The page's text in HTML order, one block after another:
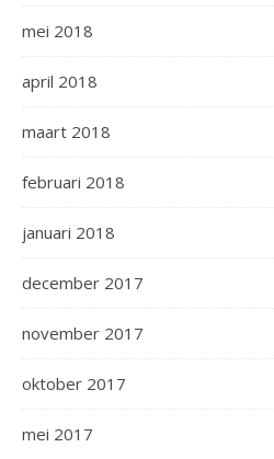
mei 2018
april 2018
maart 2018
februari 2018
januari 2018
december 2017
november 2017
oktober 2017
mei 2017